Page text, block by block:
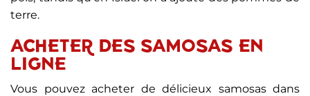
terre.
ACHETER DES SAMOSAS EN
LIGNE
Vous pouvez acheter de délicieux samosas dans